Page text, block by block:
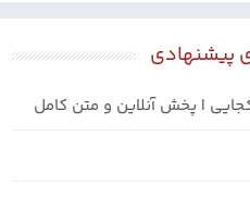
پیشنهادی
| پخش آنلاین و متن کامل